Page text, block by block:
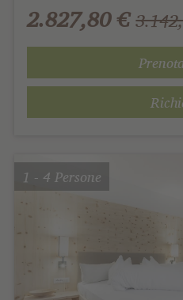
2.827,80 €
1 - 4 Persone